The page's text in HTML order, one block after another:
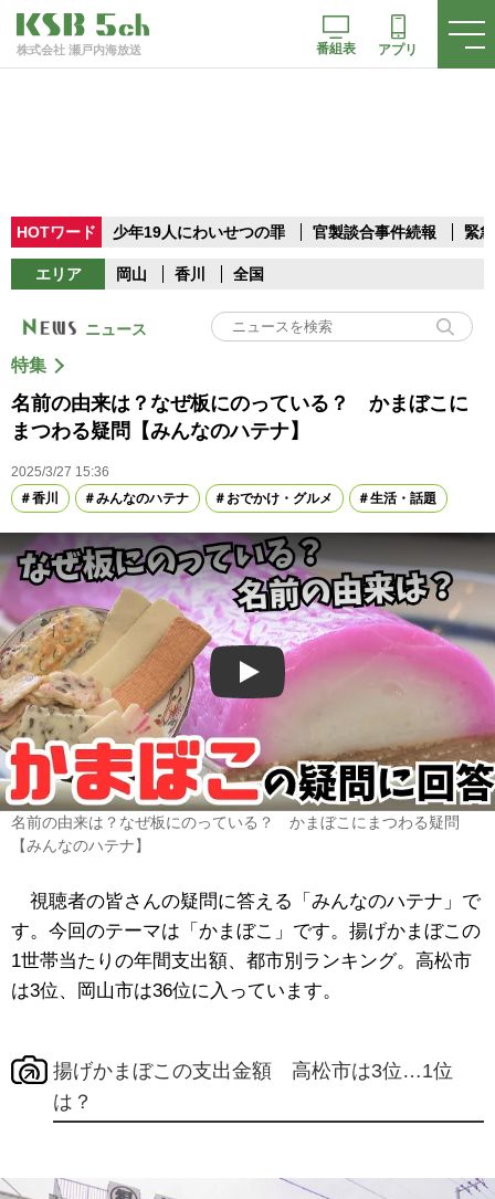
株式会社 瀬戸内海放送 番組表 アプリ
HOTワード 少年19人にわいせつの罪 官製談合事件続報 緊
エリア 岡山 香川 全国
ニュース
特集
名前の由来は？なぜ板にのっている？ かまぼこに
まつわる疑問【みんなのハテナ】
2025/3/27 15:36
香川
みんなのハテナ おでかけ・グルメ 生活・話題
Play
名前の由来は？なぜ板にのっている？ かまぼこにまつわる疑問
【みんなのハテナ】
視聴者の皆さんの疑問に答える「みんなのハテナ」で
す。今回のテーマは「かまぼこ」です。揚げかまぼこの
1世帯当たりの年間支出額、都市別ランキング。高松市
は3位、岡山市は36位に入っています。
揚げかまぼこの支出金額 高松市は3位…1位
は？